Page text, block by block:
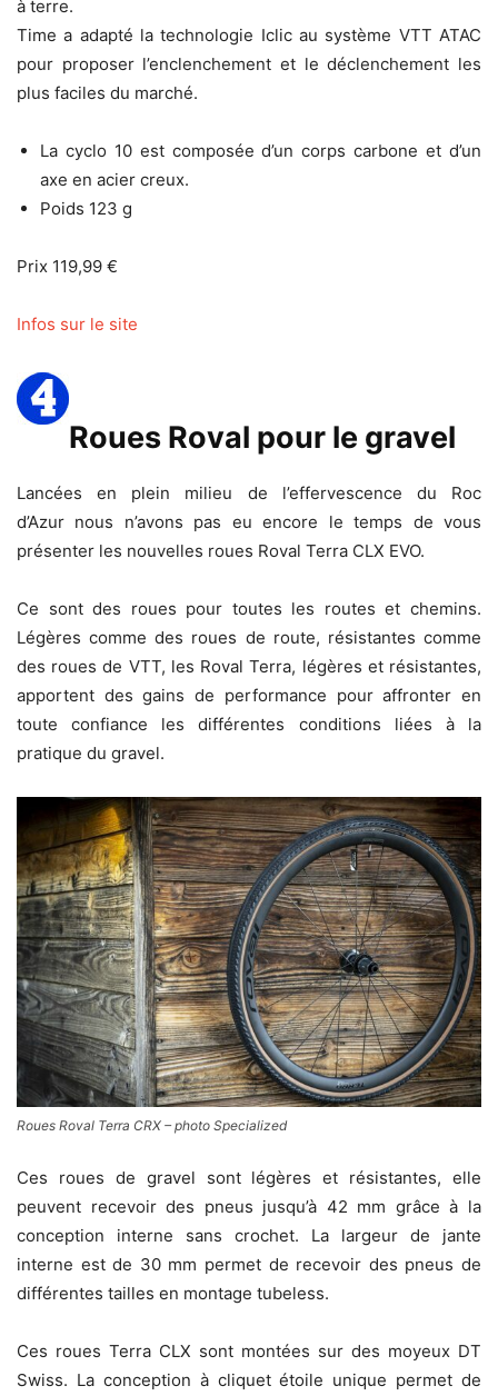
à terre.
Time a adapté la technologie Iclic au système VTT ATAC
pour proposer l’enclenchement et le déclenchement les
plus faciles du marché.
La cyclo 10 est composée d’un corps carbone et d’un
axe en acier creux.
Poids 123 g
Prix 119,99 €
Infos sur le site
Roues Roval pour le gravel
Lancées en plein milieu de l’effervescence du Roc
d’Azur nous n’avons pas eu encore le temps de vous
présenter les nouvelles roues Roval Terra CLX EVO.
Ce sont des roues pour toutes les routes et chemins.
Légères comme des roues de route, résistantes comme
des roues de VTT, les Roval Terra, légères et résistantes,
apportent des gains de performance pour affronter en
toute confiance les différentes conditions liées à la
pratique du gravel.
Roues Roval Terra CRX – photo Specialized
Ces roues de gravel sont légères et résistantes, elle
peuvent recevoir des pneus jusqu’à 42 mm grâce à la
conception interne sans crochet. La largeur de jante
interne est de 30 mm permet de recevoir des pneus de
différentes tailles en montage tubeless.
Ces roues Terra CLX sont montées sur des moyeux DT
Swiss. La conception à cliquet étoile unique permet de